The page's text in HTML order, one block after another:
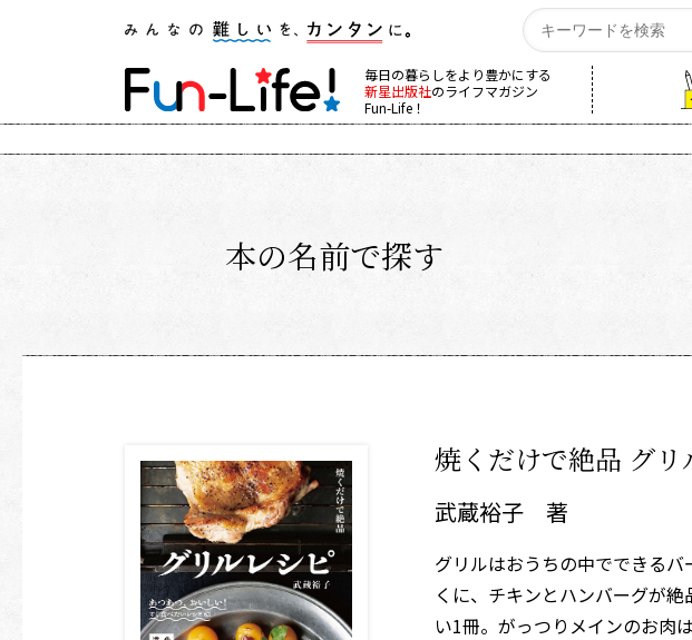
毎日の暮らしをより豊かにする
新星出版社のライフマガジン
Fun-Life！
本の名前で探す
焼くだけで絶品 グリ
武蔵裕子 著
グリルはおうちの中でできる
くに、チキンとハンバーグが
い1冊。がっつりメインのお肉